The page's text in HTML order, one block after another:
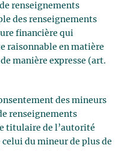
renseignements
des renseignements
financière qui
raisonnable en matière
manière expresse (art.
des mineurs
renseignements
titulaire de l’autorité
du mineur de plus de